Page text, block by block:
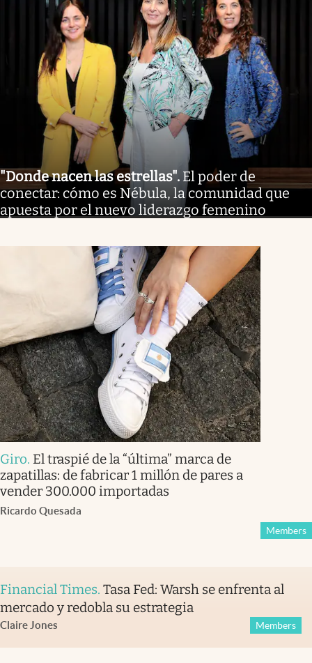
"Donde nacen las estrellas". El poder de
conectar: cómo es Nébula, la comunidad que
apuesta por el nuevo liderazgo femenino
Giro. El traspié de la “última” marca de
zapatillas: de fabricar 1 millón de pares a
vender 300.000 importadas
Ricardo Quesada
Members
Financial Times. Tasa Fed: Warsh se enfrenta al
mercado y redobla su estrategia
Claire Jones Members